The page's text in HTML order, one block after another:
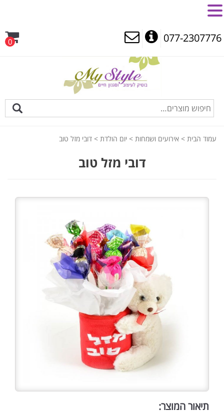
077-2307776
0
עמוד הבית > אירועים ושמחות > יום הולדת > דובי מזל טוב
דובי מזל טוב
תיאור המוצר: